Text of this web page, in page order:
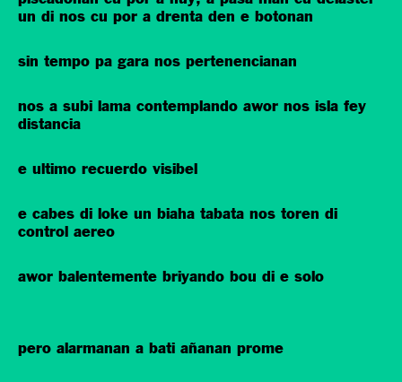
un di nos cu por a drenta den e botonan
sin tempo pa gara nos pertenencianan
nos a subi lama contemplando awor nos isla fey
distancia
e ultimo recuerdo visibel
e cabes di loke un biaha tabata nos toren di
control aereo
awor balentemente briyando bou di e solo
pero alarmanan a bati añanan prome